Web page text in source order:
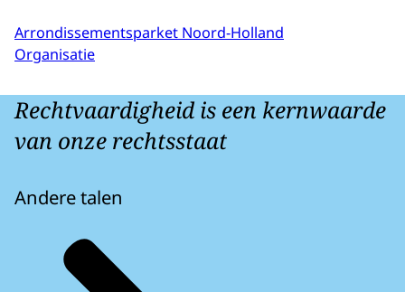
Arrondissementsparket Noord-Holland
Organisatie
Rechtvaardigheid is een kernwaarde
van onze rechtsstaat
Andere talen